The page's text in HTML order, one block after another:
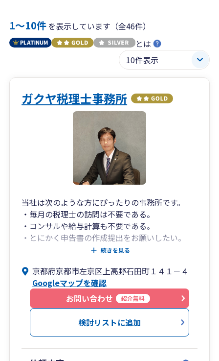
1〜10件を表示しています（全46件）
とは
ガクヤ税理士事務所
当社は次のような方にぴったりの事務所です。
・毎月の税理士の訪問は不要である。
・コンサルや給与計算も不要である。
・とにかく申告書の作成提出をお願いしたい。
・時間をとって対面で話すよりもライン等で気軽
・税理士費用はできるだけ抑えたい。
当社は毎月の顧問料を一切頂いておりません。年
に一回、申告の際に料金を請求しています。
その代わり、毎月の訪問はしていません。
訪問はしませんが、普段の相談はいつでもライン
続きを見る
京都府京都市左京区上高野石田町１４１－４
Googleマップを確認
お問い合わせ
紹介無料
検討リストに追加